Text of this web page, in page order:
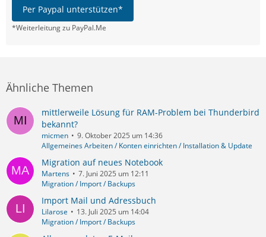
Per Paypal unterstützen*
*Weiterleitung zu PayPal.Me
Ähnliche Themen
mittlerweile Lösung für RAM-Problem bei Thunderbird
bekannt?
micmen
9. Oktober 2025 um 14:36
Allgemeines Arbeiten / Konten einrichten / Installation & Update
Migration auf neues Notebook
Martens
7. Juni 2025 um 12:11
Migration / Import / Backups
Import Mail und Adressbuch
Lilarose
13. Juli 2025 um 14:04
Migration / Import / Backups